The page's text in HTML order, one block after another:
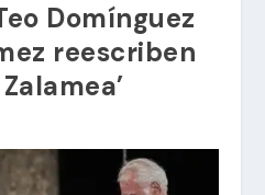
Domínguez
reescriben